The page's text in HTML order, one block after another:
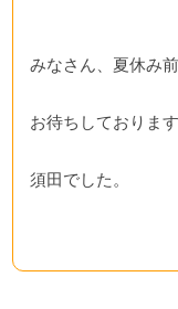
みなさん、夏休み
お待ちしております
須田でした。